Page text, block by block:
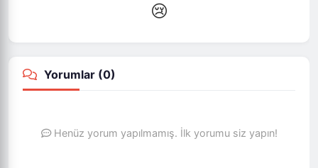
😢
Yorumlar (0)
Henüz yorum yapılmamış. İlk yorumu siz yapın!